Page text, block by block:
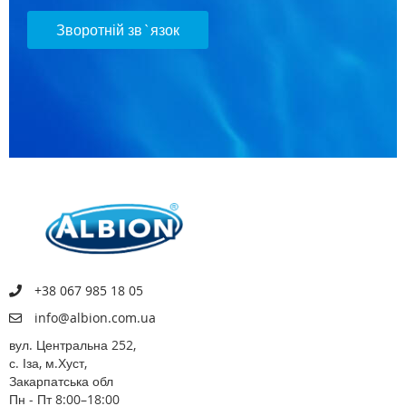
Зворотній зв`язок
+38 067 985 18 05
info@albion.com.ua
вул. Центральна 252,
с. Іза, м.Хуст,
Закарпатська обл
Пн - Пт 8:00–18:00